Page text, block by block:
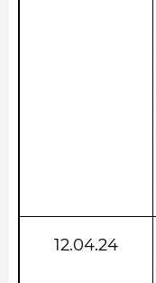
12.04.24